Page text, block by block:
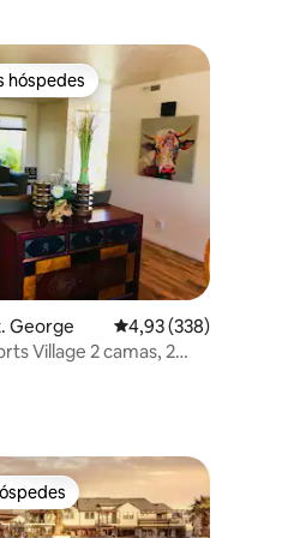
5, 225 avaliações
preferidos dos hóspedes
hóspedes
George 4,93 de uma avaliação
4,93 (338)
Village 2 camas, 2